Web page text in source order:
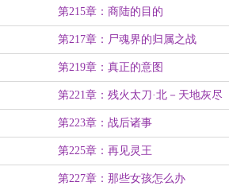
第215章：商陆的目的
第217章：尸魂界的归属之战
第219章：真正的意图
第221章：残火太刀·北－天地灰尽
第223章：战后诸事
第225章：再见灵王
第227章：那些女孩怎么办